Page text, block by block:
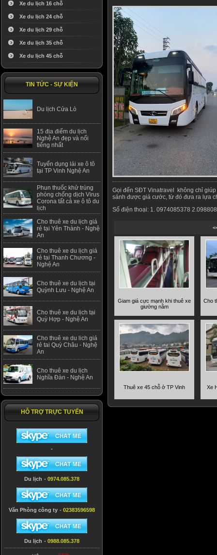
Xe du lịch 16 chỗ
Xe du lịch 24 chỗ
Xe du lịch 29 chỗ
Xe du lịch 35 chỗ
Xe du lịch 45 chỗ
TIN TỨC - SỰ KIỆN
Du lịch Cửa Lò
15 địa điểm du lịch
Nghệ An đẹp và nổi
tiếng nhất
Tuyển dụng lái xe ô tô
tại TP Vinh Nghệ An
Phun thuốc khử trùng
phòng chống dịch Virus
Corona tất cả xe ô tô du
lịch
Cho thuê xe du lịch giá
rẻ tại Yên Thành - Nghệ
An
Cho thuê xe du lịch giá
rẻ tại Thanh Chương -
Nghệ An
Cho thuê xe du lịch tại
Quỳnh Lưu - Nghệ An
Cho thuê xe du lịch tại
Quỳ Hợp - Nghệ An
Cho thuê xe du lich giá
rẻ tai Quỳ Châu - Nghệ
An
Cho thuê xe du lịch
Nghĩa Đàn - Nghệ An
HỖ TRỢ TRỰC TUYẾN
-
Du lịch - 0974.085.378
Văn Phòng công ty - 02383596598
Du lịch - 0988.085.378
Gọi đến SĐT Vinatravel không chỉ
sánh được giá cước, từ đó đưa ra lựa
Số điện thoại: 1. 0974085378
Giam giá cực mạnh khi thuê xe
giường nằm
Cho
Thuê xe 45 chỗ ở TP Vinh Xe